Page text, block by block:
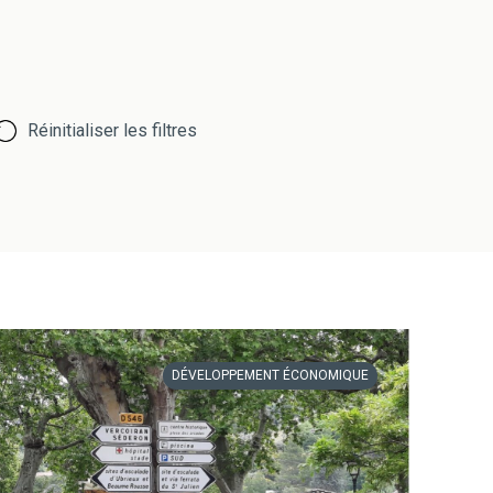
Réinitialiser les filtres
DÉVELOPPEMENT ÉCONOMIQUE